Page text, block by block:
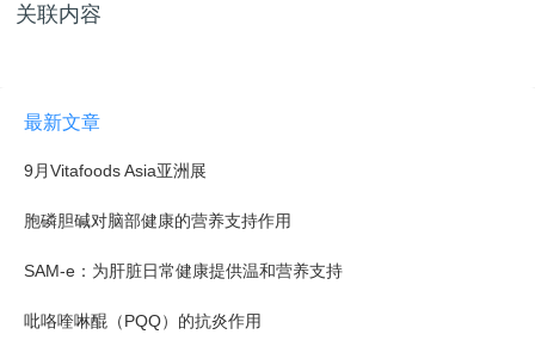
关联内容
最新文章
9月Vitafoods Asia亚洲展
胞磷胆碱对脑部健康的营养支持作用
SAM-e：为肝脏日常健康提供温和营养支持
吡咯喹啉醌（PQQ）的抗炎作用